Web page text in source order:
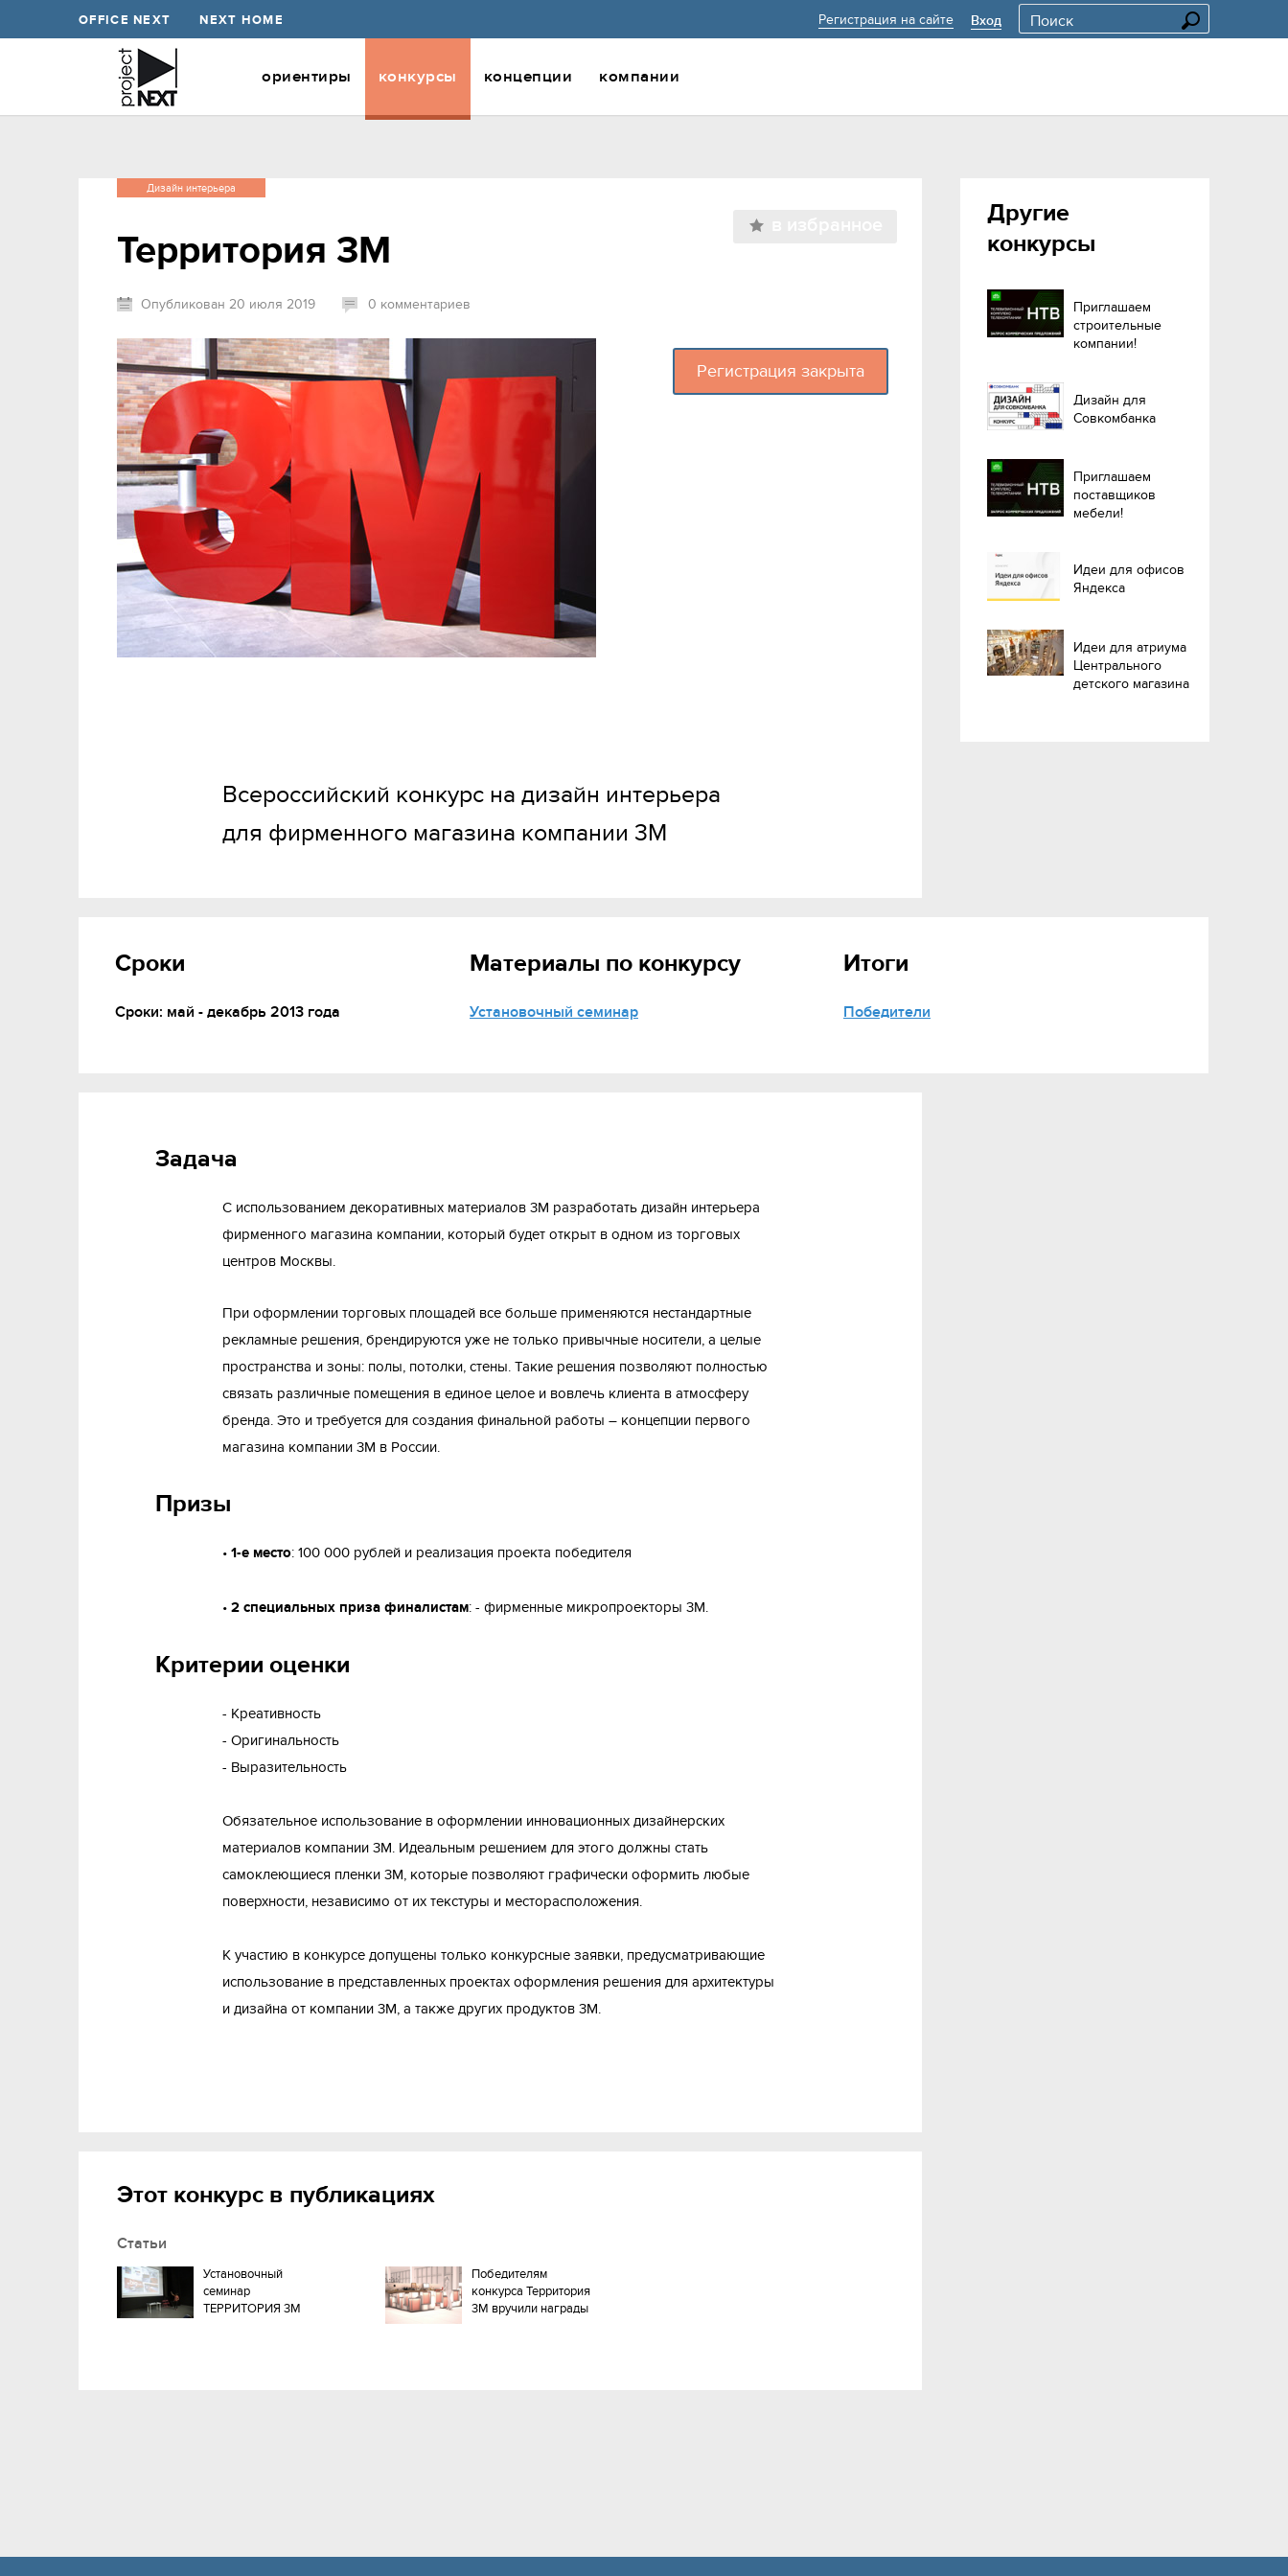
OFFICE NEXT NEXT HOME Регистрация на сайте Вход
ориентиры конкурсы концепции компании
Дизайн интерьера
Территория 3М
Опубликован 20 июля 2019 0 комментариев
Регистрация закрыта
Всероссийский конкурс на дизайн интерьера
для фирменного магазина компании 3М
Сроки
Сроки: май - декабрь 2013 года
Материалы по конкурсу
Установочный семинар
Итоги
Победители
Задача
С использованием декоративных материалов 3М разработать дизайн интерьера
фирменного магазина компании, который будет открыт в одном из торговых
центров Москвы.
При оформлении торговых площадей все больше применяются нестандартные
рекламные решения, брендируются уже не только привычные носители, а целые
пространства и зоны: полы, потолки, стены. Такие решения позволяют полностью
связать различные помещения в единое целое и вовлечь клиента в атмосферу
бренда. Это и требуется для создания финальной работы – концепции первого
магазина компании 3М в России.
Призы
• 1-е место: 100 000 рублей и реализация проекта победителя
• 2 специальных приза финалистам: - фирменные микропроекторы 3M.
Критерии оценки
- Креативность
- Оригинальность
- Выразительность
Обязательное использование в оформлении инновационных дизайнерских
материалов компании 3M. Идеальным решением для этого должны стать
самоклеющиеся пленки 3М, которые позволяют графически оформить любые
поверхности, независимо от их текстуры и месторасположения.
К участию в конкурсе допущены только конкурсные заявки, предусматривающие
использование в представленных проектах оформления решения для архитектуры
и дизайна от компании 3M, а также других продуктов 3M.
Этот конкурс в публикациях
Статьи
Установочный
семинар
ТЕРРИТОРИЯ 3М
Победителям
конкурса Территория
3М вручили награды
Другие
конкурсы
Приглашаем
строительные
компании!
Дизайн для
Совкомбанка
Приглашаем
поставщиков
мебели!
Идеи для офисов
Яндекса
Идеи для атриума
Центрального
детского магазина